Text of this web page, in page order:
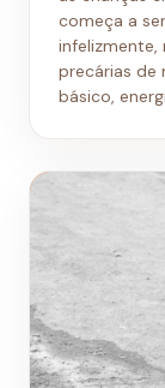
começa a
infelizmente,
precárias de
básico,